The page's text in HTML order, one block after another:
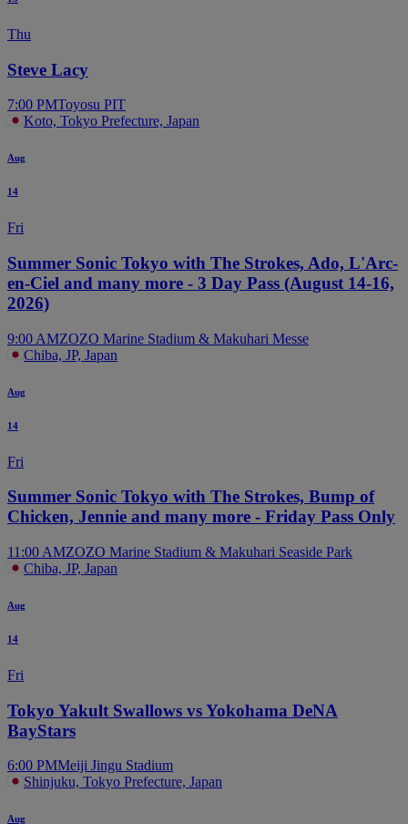
Thu
Steve Lacy
7:00 PMToyosu PIT
Koto, Tokyo Prefecture, Japan
Aug
14
Fri
Summer Sonic Tokyo with The Strokes, Ado, L'Arc-
en-Ciel and many more - 3 Day Pass (August 14-16,
2026)
9:00 AMZOZO Marine Stadium & Makuhari Messe
Chiba, JP, Japan
Aug
14
Fri
Summer Sonic Tokyo with The Strokes, Bump of
Chicken, Jennie and many more - Friday Pass Only
11:00 AMZOZO Marine Stadium & Makuhari Seaside Park
Chiba, JP, Japan
Aug
14
Fri
Tokyo Yakult Swallows vs Yokohama DeNA
BayStars
6:00 PMMeiji Jingu Stadium
Shinjuku, Tokyo Prefecture, Japan
Aug